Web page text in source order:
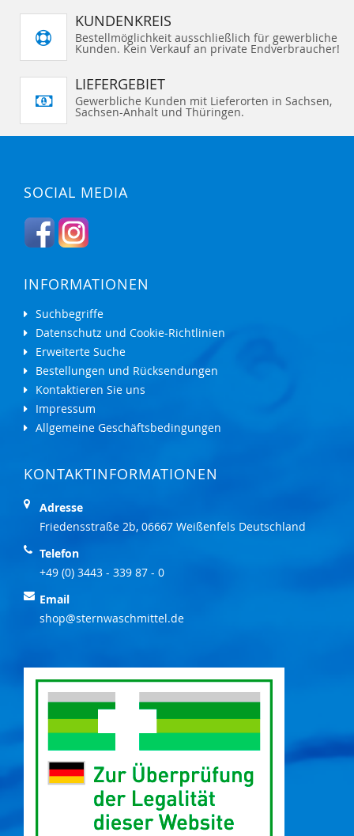
KUNDENKREIS
Bestellmöglichkeit ausschließlich für gewerbliche
Kunden. Kein Verkauf an private Endverbraucher!
LIEFERGEBIET
Gewerbliche Kunden mit Lieferorten in Sachsen,
Sachsen-Anhalt und Thüringen.
SOCIAL MEDIA
INFORMATIONEN
Suchbegriffe
Datenschutz und Cookie-Richtlinien
Erweiterte Suche
Bestellungen und Rücksendungen
Kontaktieren Sie uns
Impressum
Allgemeine Geschäftsbedingungen
KONTAKTINFORMATIONEN
Adresse
Friedensstraße 2b, 06667 Weißenfels Deutschland
Telefon
+49 (0) 3443 - 339 87 - 0
Email
shop@sternwaschmittel.de